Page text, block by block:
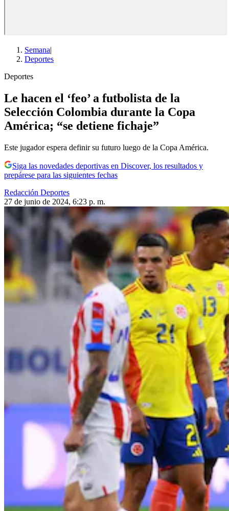
Semana|
Deportes
Deportes
Le hacen el ‘feo’ a futbolista de la
Selección Colombia durante la Copa
América; “se detiene fichaje”
Este jugador espera definir su futuro luego de la Copa América.
Siga las novedades deportivas en Discover, los resultados y
prepárese para las siguientes fechas
Redacción Deportes
27 de junio de 2024, 6:23 p. m.